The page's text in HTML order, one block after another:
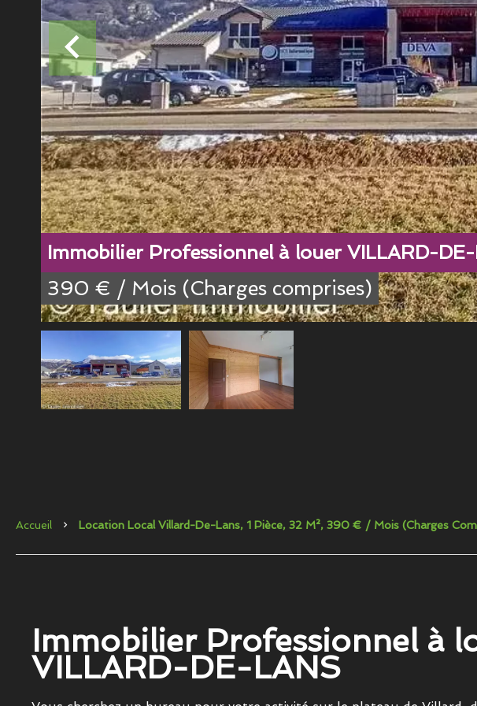
Immobilier Professionnel à louer VILLARD-
390 € / Mois (Charges comprises)
Accueil Location Local Villard-De-Lans, 1 Pièce, 32 M², 390 € / Mois (Charges
Immobilier Professionnel à
VILLARD-DE-LANS